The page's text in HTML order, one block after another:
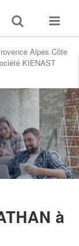
Toggle
search
Toggle
Alpes Côte
KIENAST
à